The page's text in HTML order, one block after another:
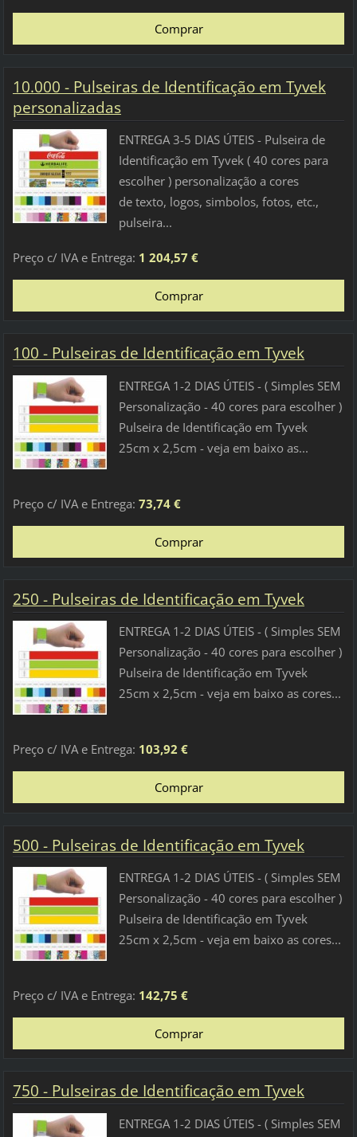
10.000 - Pulseiras de Identificação em Tyvek
personalizadas
ENTREGA 3-5 DIAS ÚTEIS - Pulseira de
Identificação em Tyvek ( 40 cores para
escolher ) personalização a cores
de texto, logos, simbolos, fotos, etc.,
pulseira...
Preço c/ IVA e Entrega: 1 204,57 €
100 - Pulseiras de Identificação em Tyvek
ENTREGA 1-2 DIAS ÚTEIS - ( Simples SEM
Personalização - 40 cores para escolher )
Pulseira de Identificação em Tyvek
25cm x 2,5cm - veja em baixo as...
Preço c/ IVA e Entrega: 73,74 €
250 - Pulseiras de Identificação em Tyvek
ENTREGA 1-2 DIAS ÚTEIS - ( Simples SEM
Personalização - 40 cores para escolher )
Pulseira de Identificação em Tyvek
25cm x 2,5cm - veja em baixo as cores...
Preço c/ IVA e Entrega: 103,92 €
500 - Pulseiras de Identificação em Tyvek
ENTREGA 1-2 DIAS ÚTEIS - ( Simples SEM
Personalização - 40 cores para escolher )
Pulseira de Identificação em Tyvek
25cm x 2,5cm - veja em baixo as cores...
Preço c/ IVA e Entrega: 142,75 €
750 - Pulseiras de Identificação em Tyvek
ENTREGA 1-2 DIAS ÚTEIS - ( Simples SEM